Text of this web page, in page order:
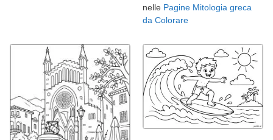
nelle Pagine Mitologia greca
da Colorare